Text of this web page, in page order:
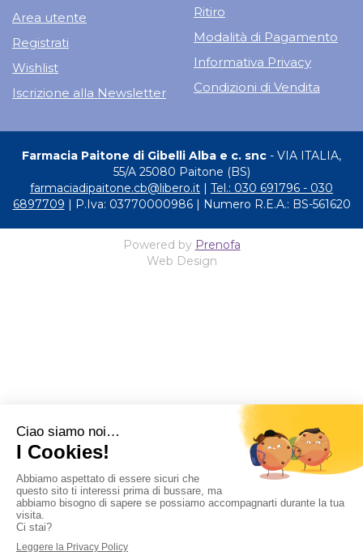
Area utente
Registrati
Wishlist
Iscrizione alla Newsletter
Ritiro
Modalità di Pagamento
Informativa Privacy
Condizioni di Vendita
Farmacia Paitone di Gibelli Alba e c. snc - VIA ITALIA,
55/A 25080 Paitone (BS)
farmaciadipaitone.cb@libero.it
Tel.: 030 691796 - 030
6897709 | P.Iva: 03770000986 | Numero R.E.A.: BS-561620
Powered by Prenofa
Web Design